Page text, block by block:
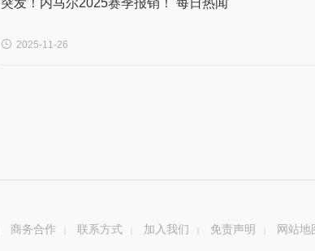
突发！内马尔2025赛季报销！ 每日热闻
 2025-11-26
商务合作 联系方式 加入我们 免责声明 网站地